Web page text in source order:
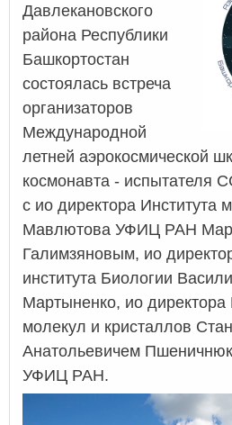
Давлекановского
района Республики
Башкортостан
состоялась встреча
организаторов
Международной
летней аэрокосмической
космонавта - испытателя
с ио директора Института
Мавлютова УФИЦ РАН
Галимзяновым, ио
института Биологии
Мартыненко, ио директора
молекул и кристаллов
Анатольевичем
УФИЦ РАН.